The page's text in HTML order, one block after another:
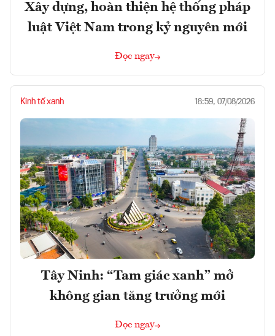
Xây dựng, hoàn thiện hệ thống pháp
luật Việt Nam trong kỷ nguyên mới
Đọc ngay
Kinh tế xanh 18:59, 07/08/2026
Tây Ninh: “Tam giác xanh” mở
không gian tăng trưởng mới
Đọc ngay